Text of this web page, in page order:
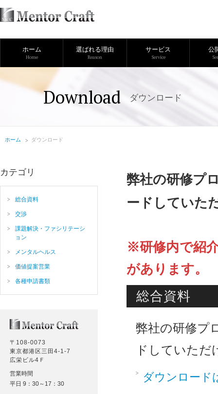
ホーム
Home
選ばれる理由
Reason
サービス
Service
公
Download ダウンロード
ホーム ダウンロード
弊社の研修プ
ードしていた
※研修内で紹
があります。
総合資料
弊社の研修プ
ドしていただ
ダウンロード
カテゴリ
総合資料
交渉
課題解決・ファシリテーシ
ョン
メンタルヘルス
価値提案営業
各種申請書類
〒108-0073
東京都港区三田4-1-7
広栄ビル4Ｆ
営業時間
平日 9：30～17：30